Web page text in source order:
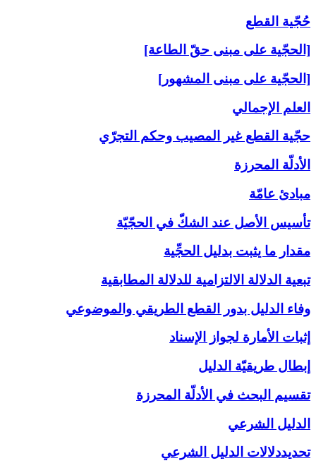
حُجّية القطع
[الحجّية على مبنى حقّ الطاعة]
[الحجّية على مبنى المشهور]
العلم الإجمالي
حجّية القطع غير المصيب وحكم التجرّي
الأدلّة المحرزة
مبادئ عامّة
تأسيس الأصل عند الشكّ في الحجّيّة
مقدار ما يثبت بدليل الحجِّية
تبعية الدلالة الالتزامية للدلالة المطابقية
وفاء الدليل بدور القطع الطريقي والموضوعي
إثبات الأمارة لجواز الإسناد
إبطال طريقيّة الدليل
تقسيم البحث في الأدلّة المحرزة
الدليل الشرعي‏
تحديددلالات الدليل الشرعي‏